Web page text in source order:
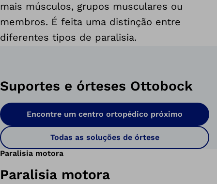
mais músculos, grupos musculares ou
membros. É feita uma distinção entre
diferentes tipos de paralisia.
Suportes e órteses Ottobock
Encontre um centro ortopédico próximo
Todas as soluções de órtese
Paralisia motora
Paralisia motora